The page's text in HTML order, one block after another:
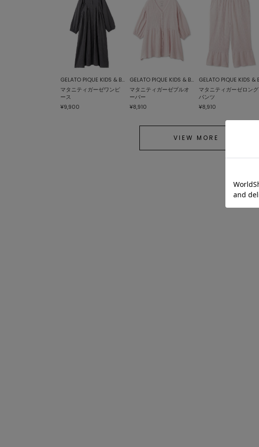
GELATO PIQUE KIDS & BABY
マタニティガーゼワンピ
ース
¥9,900
GELATO PIQUE KIDS & BABY
マタニティガーゼプルオ
ーバー
¥8,910
マタニティガーゼロング
パンツ
¥8,910
VIEW MORE